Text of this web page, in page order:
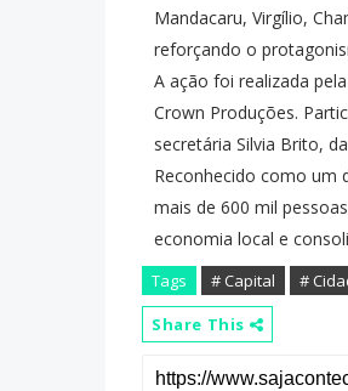
Mandacaru, Virgílio,
reforçando o
A ação foi realizada
Crown Produções.
secretária Silvia Brito,
Reconhecido como um
mais de 600 mil
economia local e
Tags # Capital #
Share This